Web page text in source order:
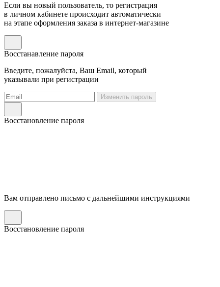
Если вы новый пользователь, то регистрация
в личном кабинете происходит автоматически
на этапе оформления заказа в интернет-магазине
Восстанавление пароля
Введите, пожалуйста, Ваш Email, который
указывали при регистрации
Изменить пароль
Восстановление пароля
Вам отправлено письмо с дальнейшими инструкциями
Восстановление пароля